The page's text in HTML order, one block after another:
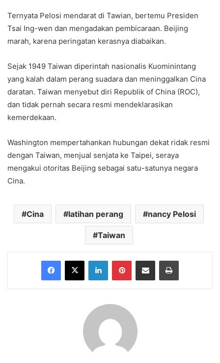
Ternyata Pelosi mendarat di Tawian, bertemu Presiden
Tsai Ing-wen dan mengadakan pembicaraan. Beijing
marah, karena peringatan kerasnya diabaikan.
Sejak 1949 Taiwan diperintah nasionalis Kuominintang
yang kalah dalam perang suadara dan meninggalkan Cina
daratan. Taiwan menyebut diri Republik of China (ROC),
dan tidak pernah secara resmi mendeklarasikan
kemerdekaan.
Washington mempertahankan hubungan dekat ridak resmi
dengan Taiwan, menjual senjata ke Taipei, seraya
mengakui otoritas Beijing sebagai satu-satunya negara
Cina.
Cina latihan perang nancy Pelosi
Taiwan
Facebook
X LinkedInPinterestShare via Email Print